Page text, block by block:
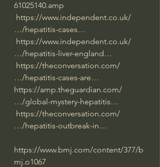
61025140.amp
https://www.independent.co.uk/
…/hepatitis-cases…
https://www.independent.co.uk/
…/hepatitis-liver-england…
https://theconversation.com/
…/hepatitis-cases-are…
https://amp.theguardian.com/
…/global-mystery-hepatitis…
https://theconversation.com/
…/hepatitis-outbreak-in…
https://www.bmj.com/content/377/b
mj.o1067